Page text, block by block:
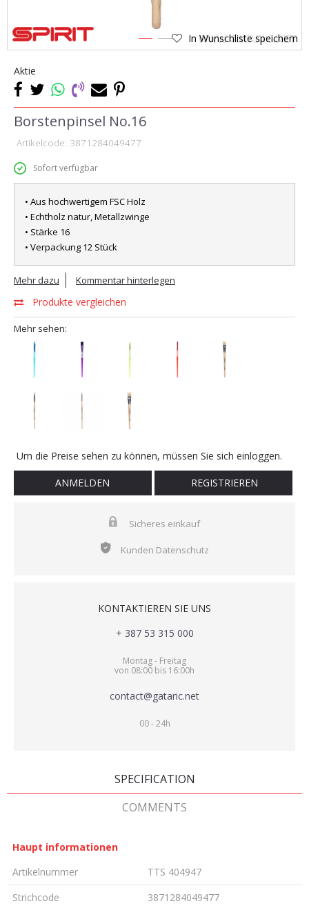
1 2 In Wunschliste speichern
Aktie
Borstenpinsel No.16
Artikelcode: 3871284049477
Sofort verfügbar
• Aus hochwertigem FSC Holz
• Echtholz natur, Metallzwinge
• Stärke 16
• Verpackung 12 Stück
Mehr dazu Kommentar hinterlegen
Produkte vergleichen
Mehr sehen:
Um die Preise sehen zu können, müssen Sie sich einloggen.
ANMELDEN REGISTRIEREN
Sicheres einkauf
Kunden Datenschutz
KONTAKTIEREN SIE UNS
+ 387 53 315 000
Montag - Freitag
von 08:00 bis 16:00h
contact@gataric.net
00 - 24h
SPECIFICATION
COMMENTS
Haupt informationen
Artikelnummer
TTS 404947
Strichcode
3871284049477